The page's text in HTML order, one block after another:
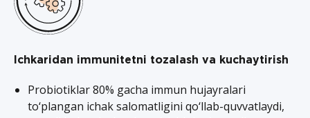
Ichkaridan immunitetni tozalash va kuchaytirish
Probiotiklar 80% gacha immun hujayralari
to‘plangan ichak salomatligini qo‘llab-quvvatlaydi,